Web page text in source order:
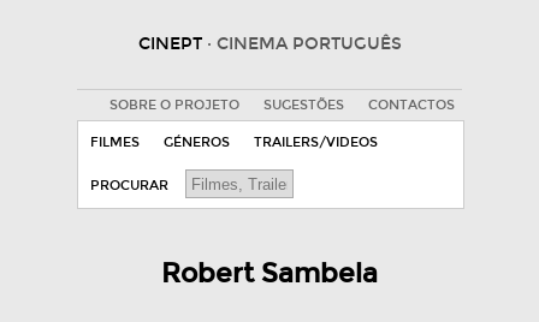
CINEPT · CINEMA PORTUGUÊS
SOBRE O PROJETO SUGESTÕES CONTACTOS
FILMES GÉNEROS TRAILERS/VIDEOS
PROCURAR
Robert Sambela